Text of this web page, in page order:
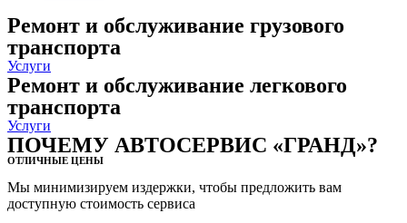
Ремонт и обслуживание грузового
транспорта
Услуги
Ремонт и обслуживание легкового
транспорта
Услуги
ПОЧЕМУ АВТОСЕРВИС «ГРАНД»?
ОТЛИЧНЫЕ ЦЕНЫ
Мы минимизируем издержки, чтобы предложить вам
доступную стоимость сервиса